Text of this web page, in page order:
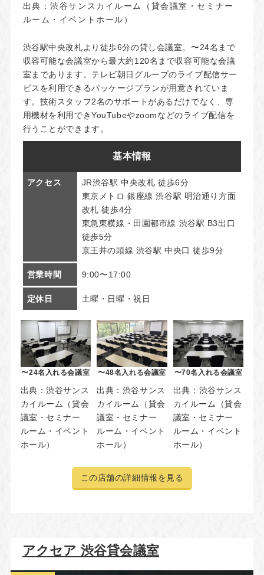
出典：渋谷サンスカイルーム（貸会議室・セミナー
ルーム・イベントホール）
渋谷駅中央改札より徒歩6分の貸し会議室。〜24名まで
収容可能な会議室から最大約120名まで収容可能な会議
室まであります。テレビ朝日グループのライブ配信サー
ビスを利用できるパッケージプランが用意されていま
す。技術スタッフ2名のサポートがあるだけでなく、専
用機材を利用できYouTubeやzoomなどのライブ配信を
行うことができます。
基本情報
アクセス
JR渋谷駅 中央改札 徒歩6分
東京メトロ 銀座線 渋谷駅 明治通り方面
改札 徒歩4分
東急東横線・田園都市線 渋谷駅 B3出口
徒歩5分
京王井の頭線 渋谷駅 中央口 徒歩9分
営業時間 9:00〜17:00
定休日 土曜・日曜・祝日
〜24名入れる会議室
出典：渋谷サンス
カイルーム（貸会
議室・セミナー
ルーム・イベント
ホール）
〜48名入れる会議室
出典： 渋谷サンス
カイルーム（貸会
議室・セミナー
ルーム・イベント
ホール）
〜70名入れる会議室
出典： 渋谷サンス
カイルーム（貸会
議室・セミナー
ルーム・イベント
ホール）
この店舗の詳細情報を見る
アクセア 渋谷貸会議室